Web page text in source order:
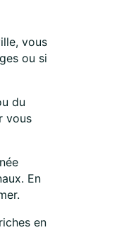
vous
ou si
du
vous
En
en